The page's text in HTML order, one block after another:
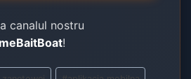
canalul nostru
!